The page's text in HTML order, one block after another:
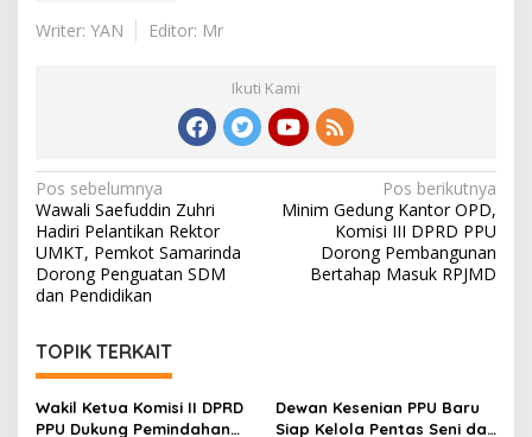
Writer: YAN
Editor: Mr
Ikuti Kami
Navigasi
pos
Pos sebelumnya
Wawali Saefuddin Zuhri
Hadiri Pelantikan Rektor
UMKT, Pemkot Samarinda
Dorong Penguatan SDM
dan Pendidikan
Pos berikutnya
Minim Gedung Kantor OPD,
Komisi III DPRD PPU
Dorong Pembangunan
Bertahap Masuk RPJMD
TOPIK TERKAIT
Wakil Ketua Komisi II DPRD
PPU Dukung Pemindahan
Dewan Kesenian PPU Baru
Siap Kelola Pentas Seni dan